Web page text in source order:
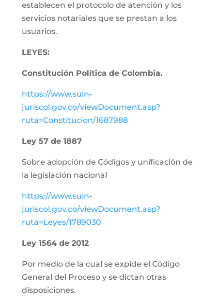
establecen el protocolo de atención y los
servicios notariales que se prestan a los
usuarios.
LEYES:
Constitución Política de Colombia.
https://www.suin-
juriscol.gov.co/viewDocument.asp?
ruta=Constitucion/1687988
Ley 57 de 1887
Sobre adopción de Códigos y unificación de
la legislación nacional
https://www.suin-
juriscol.gov.co/viewDocument.asp?
ruta=Leyes/1789030
Ley 1564 de 2012
Por medio de la cual se expide el Código
General del Proceso y se dictan otras
disposiciones.